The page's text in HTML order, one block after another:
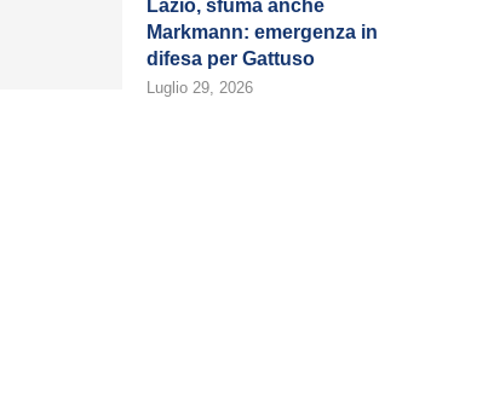
Lazio, sfuma anche
Markmann: emergenza in
difesa per Gattuso
Luglio 29, 2026